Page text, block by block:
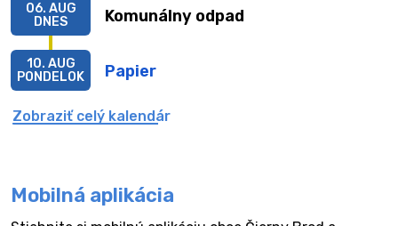
Komunálny odpad
06. AUG
DNES
Papier
10. AUG
PONDELOK
Zobraziť celý kalendár
Mobilná aplikácia